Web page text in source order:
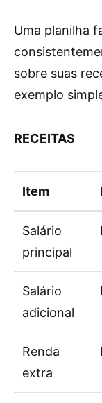
Uma planilha
sobre suas
exemplo
RECEITAS
Item
Salário
principal
Salário
adicional
Renda
extra